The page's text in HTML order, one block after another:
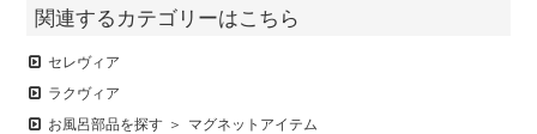
関連するカテゴリーはこちら
セレヴィア
ラクヴィア
お風呂部品を探す
マグネットアイテム